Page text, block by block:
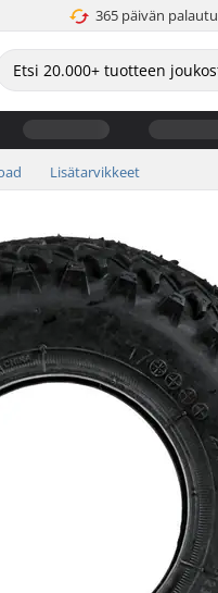
365 päivän
Lisätarvikkeet